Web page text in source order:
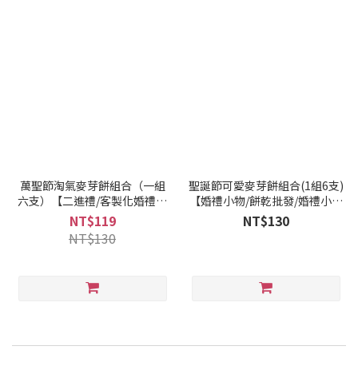
萬聖節淘氣麥芽餅組合（一組
六支）【二進禮/客製化婚禮小
物/萬聖節餅乾】
NT$119
NT$130
聖誕節可愛麥芽餅組合(1組6支)
【婚禮小物/餅乾批發/婚禮小物
推薦】
NT$130